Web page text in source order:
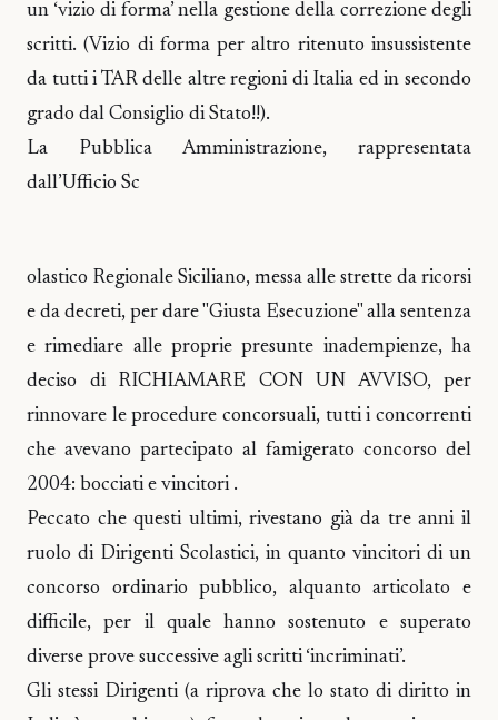
un ‘vizio di forma’ nella gestione della correzione degli
scritti. (Vizio di forma per altro ritenuto insussistente
da tutti i TAR delle altre regioni di Italia ed in secondo
grado dal Consiglio di Stato!!).
La Pubblica Amministrazione, rappresentata
dall’Ufficio Sc
olastico Regionale Siciliano, messa alle strette da ricorsi
e da decreti, per dare "Giusta Esecuzione" alla sentenza
e rimediare alle proprie presunte inadempienze, ha
deciso di RICHIAMARE CON UN AVVISO, per
rinnovare le procedure concorsuali, tutti i concorrenti
che avevano partecipato al famigerato concorso del
2004: bocciati e vincitori .
Peccato che questi ultimi, rivestano già da tre anni il
ruolo di Dirigenti Scolastici, in quanto vincitori di un
concorso ordinario pubblico, alquanto articolato e
difficile, per il quale hanno sostenuto e superato
diverse prove successive agli scritti ‘incriminati’.
Gli stessi Dirigenti (a riprova che lo stato di diritto in